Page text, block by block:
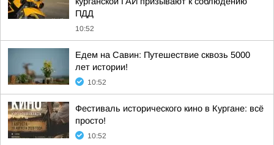
ПДД
10:52
Едем на Савин: Путешествие сквозь 5000
лет истории!
10:52
Фестиваль исторического кино в Кургане: всё
просто!
10:52